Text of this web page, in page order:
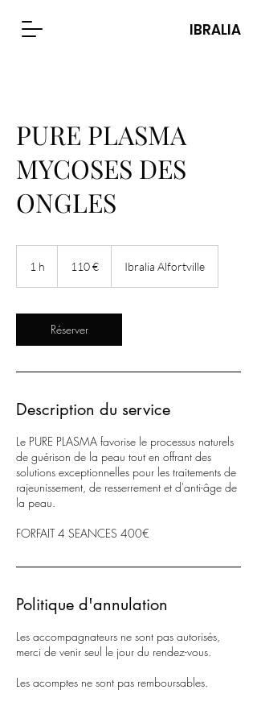
IBRALIA
PURE PLASMA
MYCOSES DES
ONGLES
1 h 110 € Ibralia Alfortville
Réserver
Description du service
Le PURE PLASMA favorise le processus naturels
de guérison de la peau tout en offrant des
solutions exceptionnelles pour les traitements de
rajeunissement, de resserrement et d'anti-âge de
la peau.
FORFAIT 4 SEANCES 400€
Politique d'annulation
Les accompagnateurs ne sont pas autorisés,
merci de venir seul le jour du rendez-vous.
Les acomptes ne sont pas remboursables.